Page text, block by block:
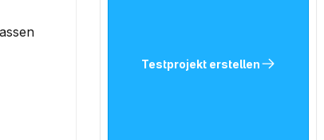
Testprojekt erstellen